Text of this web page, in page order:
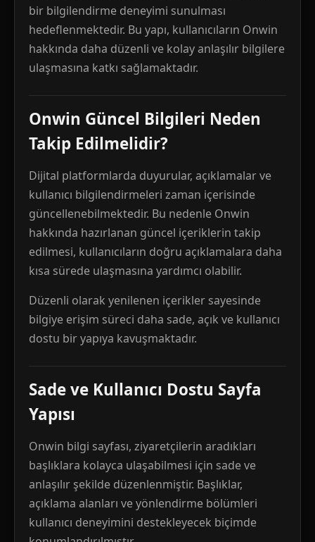
bir bilgilendirme deneyimi sunulması
hedeflenmektedir. Bu yapı, kullanıcıların Onwin
hakkında daha düzenli ve kolay anlaşılır bilgilere
ulaşmasına katkı sağlamaktadır.
Onwin Güncel Bilgileri Neden
Takip Edilmelidir?
Dijital platformlarda duyurular, açıklamalar ve
kullanıcı bilgilendirmeleri zaman içerisinde
güncellenebilmektedir. Bu nedenle Onwin
hakkında hazırlanan güncel içeriklerin takip
edilmesi, kullanıcıların doğru açıklamalara daha
kısa sürede ulaşmasına yardımcı olabilir.
Düzenli olarak yenilenen içerikler sayesinde
bilgiye erişim süreci daha sade, açık ve kullanıcı
dostu bir yapıya kavuşmaktadır.
Sade ve Kullanıcı Dostu Sayfa
Yapısı
Onwin bilgi sayfası, ziyaretçilerin aradıkları
başlıklara kolayca ulaşabilmesi için sade ve
anlaşılır şekilde düzenlenmiştir. Başlıklar,
açıklama alanları ve yönlendirme bölümleri
kullanıcı deneyimini destekleyecek biçimde